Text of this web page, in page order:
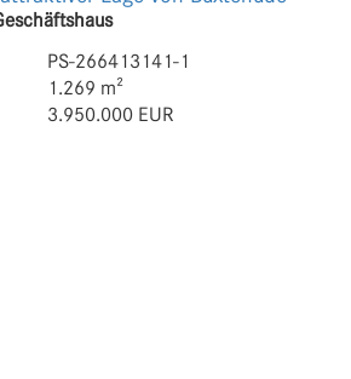
PS-266413141-1
1.269 m²
3.950.000 EUR